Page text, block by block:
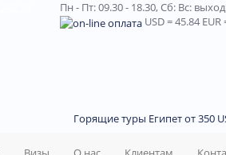
Пн - Пт: 09.30 - 18.30,Сб: Вс:
USD= 45.84EUR
Горящие туры Египет от 350